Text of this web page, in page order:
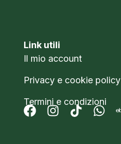
Link utili
Il mio account
Privacy e cookie policy
Termini e condizioni